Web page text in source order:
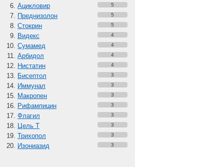
Ацикловир 5
Преднизолон 5
Стокрин 5
Видекс 4
Сумамед 4
Арбидол 4
Нистатин 4
Бисептол 3
Иммунал 3
Макропен 3
Рифампицин 3
Флагил 3
Цель Т 3
Трихопол 3
Изониазид 3